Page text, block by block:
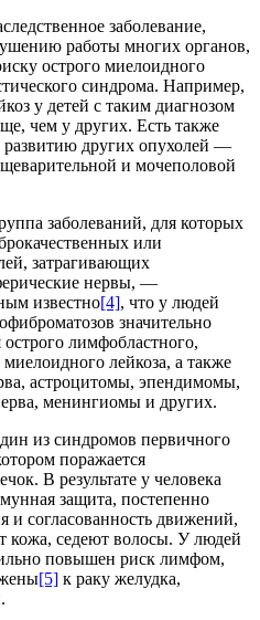
заболевание,
работы многих органов,
острого миелоидного
синдрома. Например,
у детей с таким диагнозом
чем у других. Есть также
развитию других опухолей —
и мочеполовой
заболеваний, для которых
или
затрагивающих
нервы, —
известно[4], что у людей
значительно
лимфобластного,
лейкоза, а также
астроцитомы, эпендимомы,
менингиомы и других.
из синдромов первичного
поражается
В результате у человека
защита, постепенно
и согласованность движений,
кожа, седеют волосы. У людей
повышен риск лимфом,
[5] к раку желудка,